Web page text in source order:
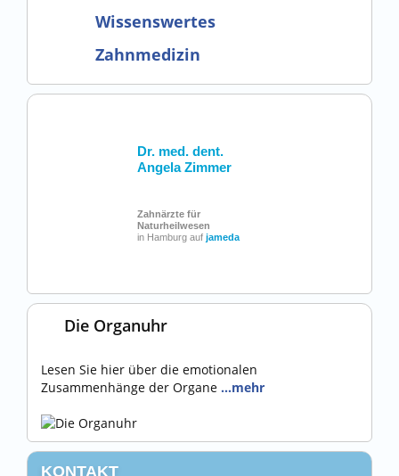
Wissenswertes
Zahnmedizin
Dr. med. dent.
Angela Zimmer
Zahnärzte für
Naturheilwesen
in Hamburg auf jameda
Die Organuhr
Lesen Sie hier über die emotionalen
Zusammenhänge der Organe …mehr
KONTAKT